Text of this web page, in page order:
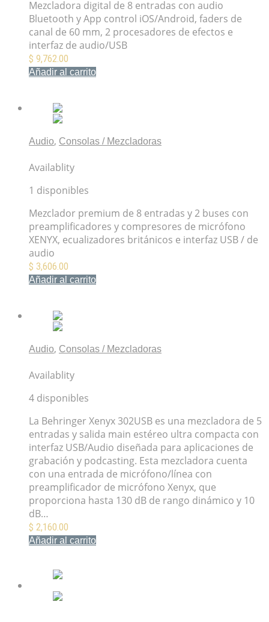
Mezcladora digital de 8 entradas con audio
Bluetooth y App control iOS/Android, faders de
canal de 60 mm, 2 procesadores de efectos e
interfaz de audio/USB
$ 9,762.00
Añadir al carrito
Audio, Consolas / Mezcladoras
Availablity
1 disponibles
Mezclador premium de 8 entradas y 2 buses con
preamplificadores y compresores de micrófono
XENYX, ecualizadores británicos e interfaz USB / de
audio
$ 3,606.00
Añadir al carrito
Audio, Consolas / Mezcladoras
Availablity
4 disponibles
La Behringer Xenyx 302USB es una mezcladora de 5
entradas y salida main estéreo ultra compacta con
interfaz USB/Audio diseñada para aplicaciones de
grabación y podcasting. Esta mezcladora cuenta
con una entrada de micrófono/línea con
preamplificador de micrófono Xenyx, que
proporciona hasta 130 dB de rango dinámico y 10
dB…
$ 2,160.00
Añadir al carrito